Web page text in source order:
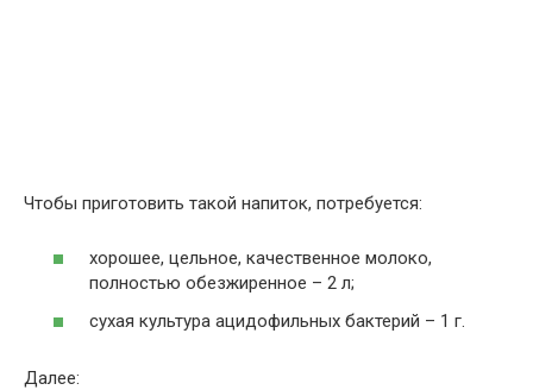
Чтобы приготовить такой напиток, потребуется:
хорошее, цельное, качественное молоко,
полностью обезжиренное – 2 л;
сухая культура ацидофильных бактерий – 1 г.
Далее: